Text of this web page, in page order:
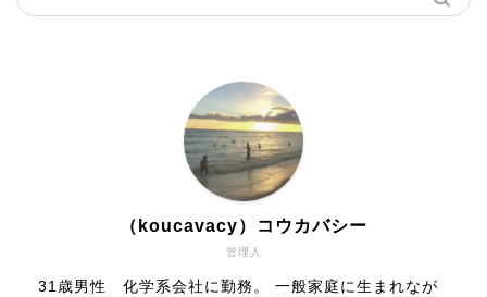
管理人
（koucavacy）コウカバシー
31歳男性 化学系会社に勤務。 一般家庭に生まれなが